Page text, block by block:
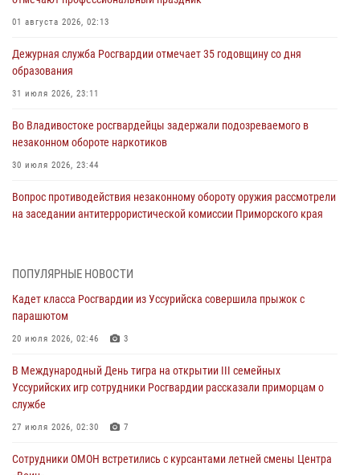
01 августа 2026, 02:13
Дежурная служба Росгвардии отмечает 35 годовщину со дня
образования
31 июля 2026, 23:11
Во Владивостоке росгвардейцы задержали подозреваемого в
незаконном обороте наркотиков
30 июля 2026, 23:44
Вопрос противодействия незаконному обороту оружия рассмотрели
на заседании антитеррористической комиссии Приморского края
Во Владивостоке во дворе жилого дома сотрудники
29 июля 2026, 01:17
В День Крещения Руси в Князь-Владимирском храме – Главном
ходом
28 июля 2026, 10:29 3
Росгвардейцы в Приморье приняли участие в молебне,
28 июля 2026, 05:39
ПОПУЛЯРНЫЕ НОВОСТИ
Кадет класса Росгвардии из Уссурийска совершила прыжок с
парашютом
20 июля 2026, 02:46 3
В Международный День тигра на открытии III семейных
Уссурийских игр сотрудники Росгвардии рассказали приморцам о
службе
27 июля 2026, 02:30 7
Сотрудники ОМОН встретились с курсантами летней смены Центра